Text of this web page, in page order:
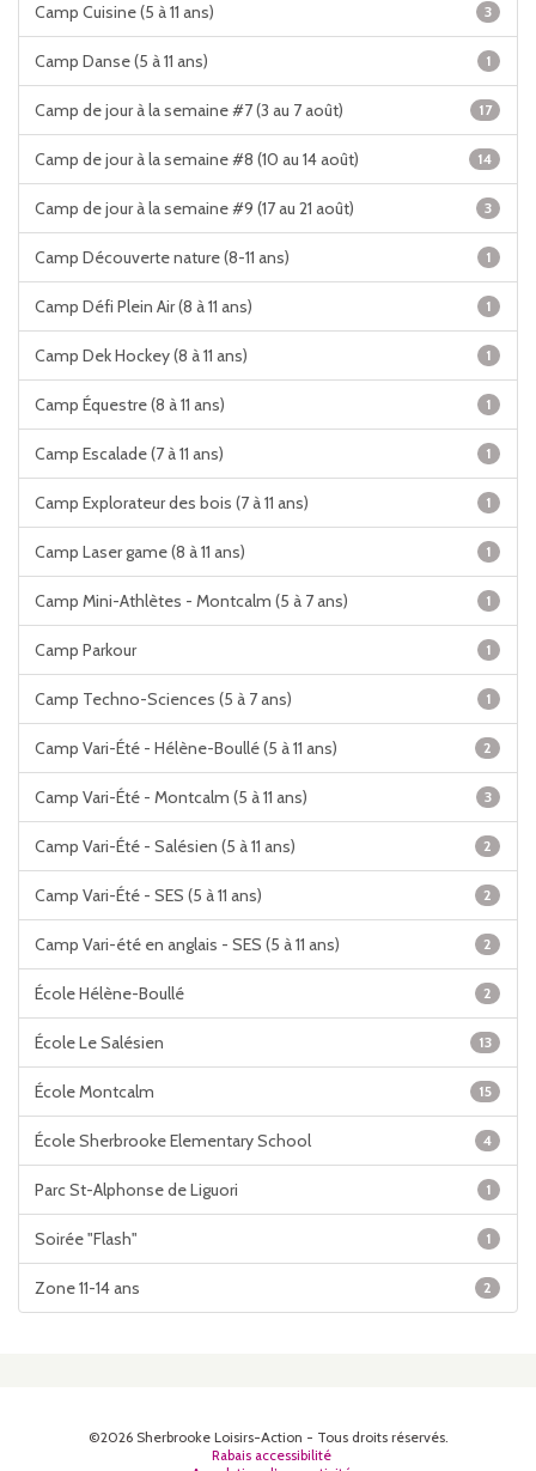
Camp Cuisine (5 à 11 ans) 3
Camp Danse (5 à 11 ans) 1
Camp de jour à la semaine #7 (3 au 7 août) 17
Camp de jour à la semaine #8 (10 au 14 août) 14
Camp de jour à la semaine #9 (17 au 21 août) 3
Camp Découverte nature (8-11 ans) 1
Camp Défi Plein Air (8 à 11 ans) 1
Camp Dek Hockey (8 à 11 ans) 1
Camp Équestre (8 à 11 ans) 1
Camp Escalade (7 à 11 ans) 1
Camp Explorateur des bois (7 à 11 ans) 1
Camp Laser game (8 à 11 ans) 1
Camp Mini-Athlètes - Montcalm (5 à 7 ans) 1
Camp Parkour 1
Camp Techno-Sciences (5 à 7 ans) 1
Camp Vari-Été - Hélène-Boullé (5 à 11 ans) 2
Camp Vari-Été - Montcalm (5 à 11 ans) 3
Camp Vari-Été - Salésien (5 à 11 ans) 2
Camp Vari-Été - SES (5 à 11 ans) 2
Camp Vari-été en anglais - SES (5 à 11 ans) 2
École Hélène-Boullé 2
École Le Salésien 13
École Montcalm 15
École Sherbrooke Elementary School 4
Parc St-Alphonse de Liguori 1
Soirée "Flash" 1
Zone 11-14 ans 2
©2026 Sherbrooke Loisirs-Action - Tous droits réservés.
Rabais accessibilité